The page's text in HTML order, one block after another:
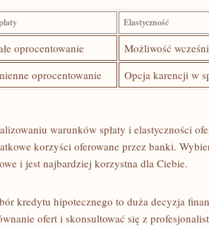
Elastyczność
oprocentowanie
Możliwość
oprocentowanie Opcja karencji w
warunków spłaty i elastyczności
korzyści oferowane przez banki.
i jest najbardziej korzystna dla Ciebie.
kredytu⁣ hipotecznego to duża decyzja
ofert i skonsultować ⁣się z